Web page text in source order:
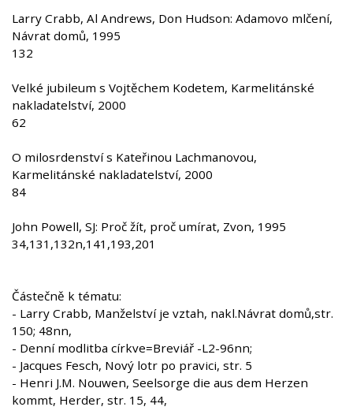
Larry Crabb, Al Andrews, Don Hudson: Adamovo mlčení,
Návrat domů, 1995
132
Velké jubileum s Vojtěchem Kodetem, Karmelitánské
nakladatelství, 2000
62
O milosrdenství s Kateřinou Lachmanovou,
Karmelitánské nakladatelství, 2000
84
John Powell, SJ: Proč žít, proč umírat, Zvon, 1995
34,131,132n,141,193,201
Částečně k tématu:
- Larry Crabb, Manželství je vztah, nakl.Návrat domů,str.
150; 48nn,
- Denní modlitba církve=Breviář -L2-96nn;
- Jacques Fesch, Nový lotr po pravici, str. 5
- Henri J.M. Nouwen, Seelsorge die aus dem Herzen
kommt, Herder, str. 15, 44,